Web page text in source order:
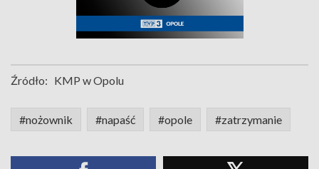
Źródło: KMP w Opolu
#nożownik #napaść #opole #zatrzymanie